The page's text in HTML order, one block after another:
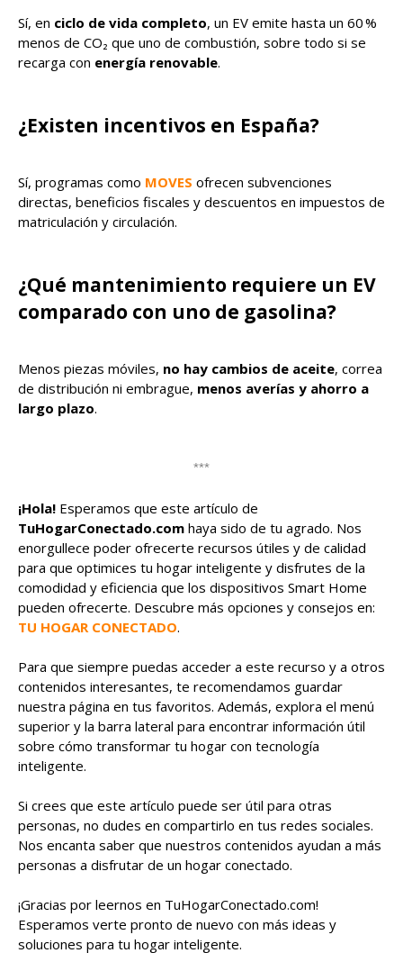
Sí, en ciclo de vida completo, un EV emite hasta un 60 %
menos de CO₂ que uno de combustión, sobre todo si se
recarga con energía renovable.
¿Existen incentivos en España?
Sí, programas como MOVES ofrecen subvenciones
directas, beneficios fiscales y descuentos en impuestos de
matriculación y circulación.
¿Qué mantenimiento requiere un EV
comparado con uno de gasolina?
Menos piezas móviles, no hay cambios de aceite, correa
de distribución ni embrague, menos averías y ahorro a
largo plazo.
***
¡Hola! Esperamos que este artículo de
TuHogarConectado.com haya sido de tu agrado. Nos
enorgullece poder ofrecerte recursos útiles y de calidad
para que optimices tu hogar inteligente y disfrutes de la
comodidad y eficiencia que los dispositivos Smart Home
pueden ofrecerte. Descubre más opciones y consejos en:
TU HOGAR CONECTADO.
Para que siempre puedas acceder a este recurso y a otros
contenidos interesantes, te recomendamos guardar
nuestra página en tus favoritos. Además, explora el menú
superior y la barra lateral para encontrar información útil
sobre cómo transformar tu hogar con tecnología
inteligente.
Si crees que este artículo puede ser útil para otras
personas, no dudes en compartirlo en tus redes sociales.
Nos encanta saber que nuestros contenidos ayudan a más
personas a disfrutar de un hogar conectado.
¡Gracias por leernos en TuHogarConectado.com!
Esperamos verte pronto de nuevo con más ideas y
soluciones para tu hogar inteligente.